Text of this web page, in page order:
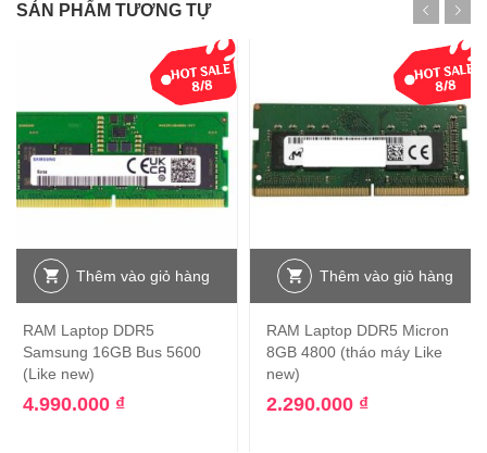
SẢN PHẨM TƯƠNG TỰ
Thêm vào giỏ hàng
RAM Laptop DDR5
Samsung 16GB Bus 5600
(Like new)
4.990.000 ₫
Thêm vào giỏ hàng
RAM Laptop DDR5 Micron
8GB 4800 (tháo máy Like
new)
2.290.000 ₫